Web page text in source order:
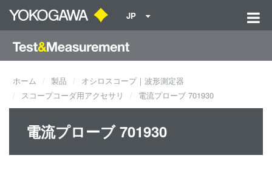
JP
ホーム 製品
オシロスコープ｜波形測定器
スコープコーダ用アクセサリ
電流プローブ 701930
電流プローブ 701930